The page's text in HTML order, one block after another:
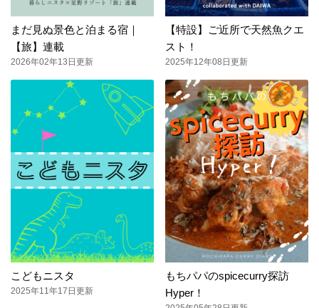
まだ見ぬ景色と泊まる宿｜
【旅】連載
2026年02年13日更新
【特設】ご近所で天然魚クエ
スト！
2025年12年08日更新
こどもニスタ
2025年11年17日更新
もちパパのspicecurry探訪
Hyper！